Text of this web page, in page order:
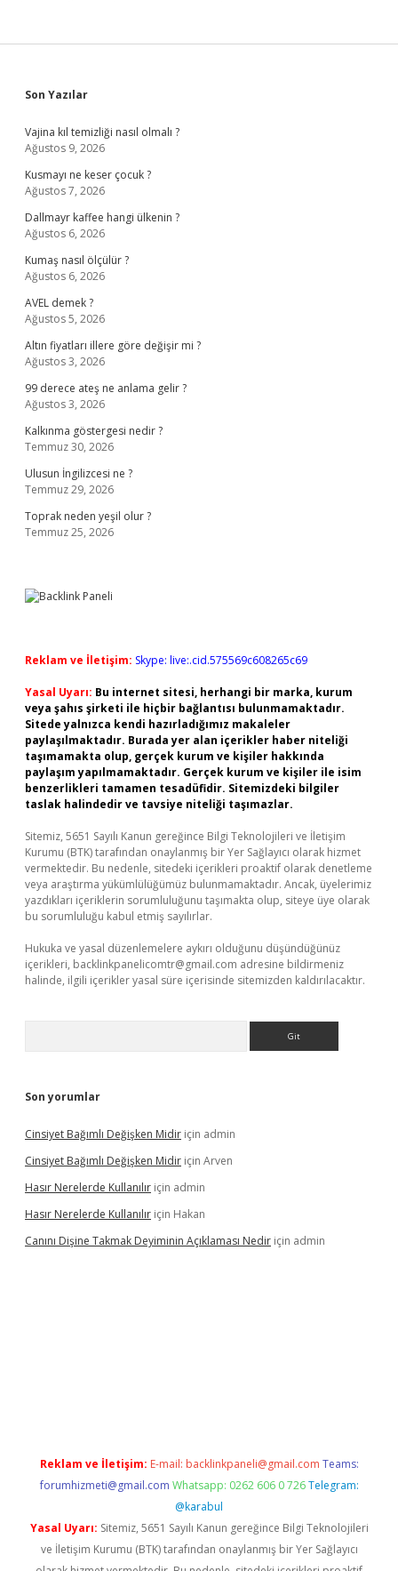
Sidebar
Son Yazılar
Vajina kıl temizliği nasıl olmalı ?
Ağustos 9, 2026
Kusmayı ne keser çocuk ?
Ağustos 7, 2026
Dallmayr kaffee hangi ülkenin ?
Ağustos 6, 2026
Kumaş nasıl ölçülür ?
Ağustos 6, 2026
AVEL demek ?
Ağustos 5, 2026
Altın fiyatları illere göre değişir mi ?
Ağustos 3, 2026
99 derece ateş ne anlama gelir ?
Ağustos 3, 2026
Kalkınma göstergesi nedir ?
Temmuz 30, 2026
Ulusun İngilizcesi ne ?
Temmuz 29, 2026
Toprak neden yeşil olur ?
Temmuz 25, 2026
Reklam ve İletişim: Skype: live:.cid.575569c608265c69
Yasal Uyarı: Bu internet sitesi, herhangi bir marka, kurum
veya şahıs şirketi ile hiçbir bağlantısı bulunmamaktadır.
Sitede yalnızca kendi hazırladığımız makaleler
paylaşılmaktadır. Burada yer alan içerikler haber niteliği
taşımamakta olup, gerçek kurum ve kişiler hakkında
paylaşım yapılmamaktadır. Gerçek kurum ve kişiler ile isim
benzerlikleri tamamen tesadüfidir. Sitemizdeki bilgiler
taslak halindedir ve tavsiye niteliği taşımazlar.
Sitemiz, 5651 Sayılı Kanun gereğince Bilgi Teknolojileri ve İletişim
Kurumu (BTK) tarafından onaylanmış bir Yer Sağlayıcı olarak hizmet
vermektedir. Bu nedenle, sitedeki içerikleri proaktif olarak denetleme
veya araştırma yükümlülüğümüz bulunmamaktadır. Ancak, üyelerimiz
yazdıkları içeriklerin sorumluluğunu taşımakta olup, siteye üye olarak
bu sorumluluğu kabul etmiş sayılırlar.
Hukuka ve yasal düzenlemelere aykırı olduğunu düşündüğünüz
içerikleri, backlinkpanelicomtr@gmail.com adresine bildirmeniz
halinde, ilgili içerikler yasal süre içerisinde sitemizden kaldırılacaktır.
Son yorumlar
Cinsiyet Bağımlı Değişken Midir için admin
Cinsiyet Bağımlı Değişken Midir için Arven
Hasır Nerelerde Kullanılır için admin
Hasır Nerelerde Kullanılır için Hakan
Canını Dişine Takmak Deyiminin Açıklaması Nedir için admin
Reklam ve İletişim: E-mail: backlinkpaneli@gmail.com Teams:
forumhizmeti@gmail.com Whatsapp: 0262 606 0 726 Telegram:
@karabul
Yasal Uyarı: Sitemiz, 5651 Sayılı Kanun gereğince Bilgi Teknolojileri
ve İletişim Kurumu (BTK) tarafından onaylanmış bir Yer Sağlayıcı